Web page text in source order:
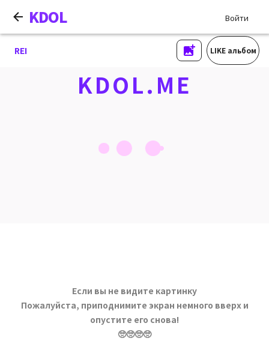
KDOL Войти
REI LIKE альбом
KDOL.ME
Если вы не видите картинку
Пожалуйста, приподнимите экран немного вверх и
опустите его снова!
🥺🥺🥺🥺